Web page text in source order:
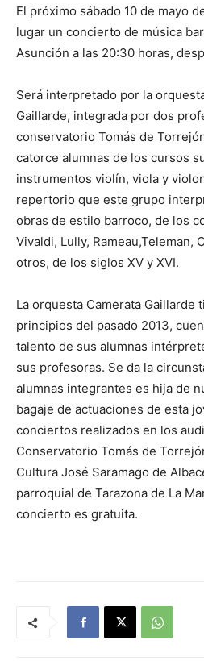
El próximo sábado 10 de mayo
lugar un concierto de música
Asunción a las 20:30 horas,
Será interpretado por la
Gaillarde, integrada por dos
conservatorio Tomás de
catorce alumnas de los cursos
instrumentos violín, viola y
repertorio que este grupo
obras de estilo barroco, de los
Vivaldi, Lully, Rameau,Teleman,
otros, de los siglos XV y XVI.
La orquesta Camerata Gaillarde
principios del pasado 2013,
talento de sus alumnas
sus profesoras. Se da la
alumnas integrantes es hija de
bagaje de actuaciones de esta
conciertos realizados en los
Conservatorio Tomás de
Cultura José Saramago de
parroquial de Tarazona de La
concierto es gratuita.